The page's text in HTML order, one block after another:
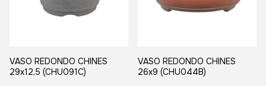
VASO REDONDO CHINES
29x12,5 (CHU091C)
VASO REDONDO CHINES
26x9 (CHU044B)